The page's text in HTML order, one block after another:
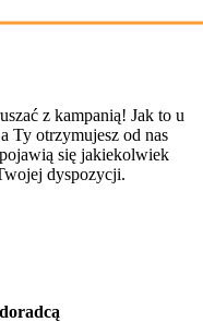
z kampanią! Jak to u
Ty otrzymujesz od nas
się jakiekolwiek
dyspozycji.